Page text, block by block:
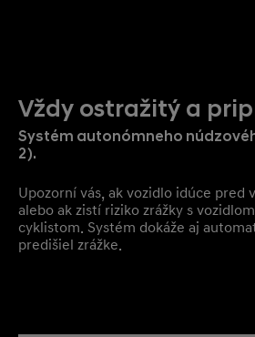
Vždy ostražitý a
Systém autonómneho
2).
Upozorní vás, ak vozidlo idúce pred
alebo ak zistí riziko zrážky s
cyklistom. Systém dokáže aj
predišiel zrážke.